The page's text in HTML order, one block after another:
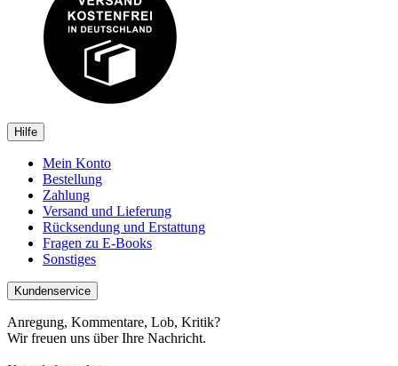
Hilfe
Mein Konto
Bestellung
Zahlung
Versand und Lieferung
Rücksendung und Erstattung
Fragen zu E-Books
Sonstiges
Kundenservice
Anregung, Kommentare, Lob, Kritik?
Wir freuen uns über Ihre Nachricht.